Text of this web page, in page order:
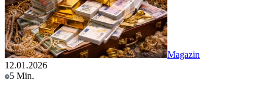
Magazin
12.01.2026
5 Min.